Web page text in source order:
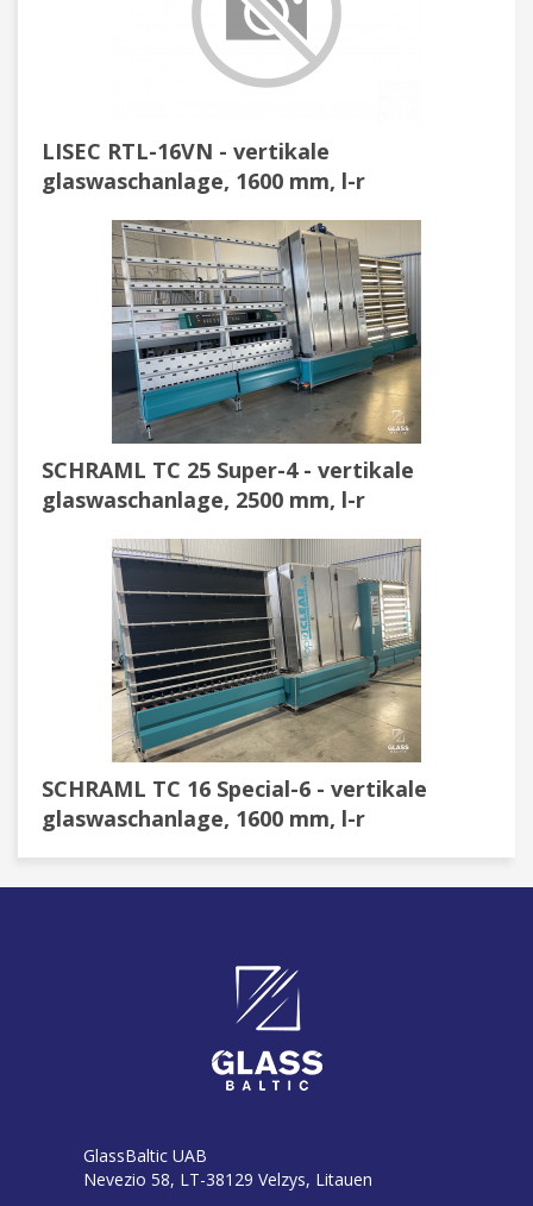
LISEC RTL-16VN - vertikale
glaswaschanlage, 1600 mm, l-r
SCHRAML TC 25 Super-4 - vertikale
glaswaschanlage, 2500 mm, l-r
SCHRAML TC 16 Special-6 - vertikale
glaswaschanlage, 1600 mm, l-r
GlassBaltic UAB
Nevezio 58, LT-38129 Velzys, Litauen